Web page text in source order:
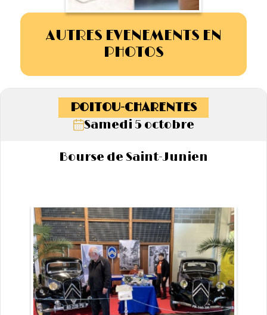
AUTRES EVENEMENTS EN
PHOTOS
POITOU-CHARENTES
Samedi 5 octobre
Bourse de Saint-Junien